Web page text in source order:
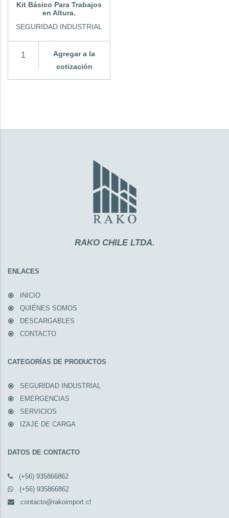
Kit Básico Para Trabajos
en Altura.
SEGURIDAD INDUSTRIAL
Agregar a la
cotización
RAKO CHILE LTDA.
ENLACES
INICIO
QUIÉNES SOMOS
DESCARGABLES
CONTACTO
CATEGORÍAS DE PRODUCTOS
SEGURIDAD INDUSTRIAL
EMERGENCIAS
SERVICIOS
IZAJE DE CARGA
DATOS DE CONTACTO
(+56) 935866862
(+56) 935866862
contacto@rakoimport.cl